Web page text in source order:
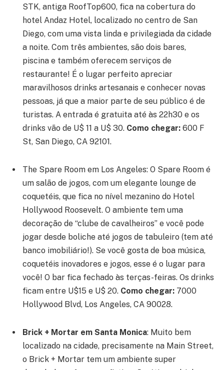
STK, antiga RoofTop600, fica na cobertura do
hotel Andaz Hotel, localizado no centro de San
Diego, com uma vista linda e privilegiada da cidade
a noite. Com três ambientes, são dois bares,
piscina e também oferecem serviços de
restaurante! É o lugar perfeito apreciar
maravilhosos drinks artesanais e conhecer novas
pessoas, já que a maior parte de seu público é de
turistas. A entrada é gratuita até às 22h30 e os
drinks vão de U$ 11 a U$ 30. Como chegar: 600 F
St, San Diego, CA 92101.
The Spare Room em Los Angeles: O Spare Room é
um salão de jogos, com um elegante lounge de
coquetéis, que fica no nível mezanino do Hotel
Hollywood Roosevelt. O ambiente tem uma
decoração de “clube de cavalheiros” e você pode
jogar desde boliche até jogos de tabuleiro (tem até
banco imobiliário!). Se você gosta de boa música,
coquetéis inovadores e jogos, esse é o lugar para
você! O bar fica fechado às terças-feiras. Os drinks
ficam entre U$15 e U$ 20. Como chegar: 7000
Hollywood Blvd, Los Angeles, CA 90028.
Brick + Mortar em Santa Monica: Muito bem
localizado na cidade, precisamente na Main Street,
o Brick + Mortar tem um ambiente super